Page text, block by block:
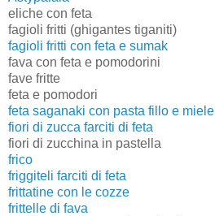
eliche con feta
fagioli fritti (ghigantes tiganiti)
fagioli fritti con feta e sumak
fava con feta e pomodorini
fave fritte
feta e pomodori
feta saganaki con pasta fillo e miele
fiori di zucca farciti di feta
fiori di zucchina in pastella
frico
friggiteli farciti di feta
frittatine con le cozze
frittelle di fava